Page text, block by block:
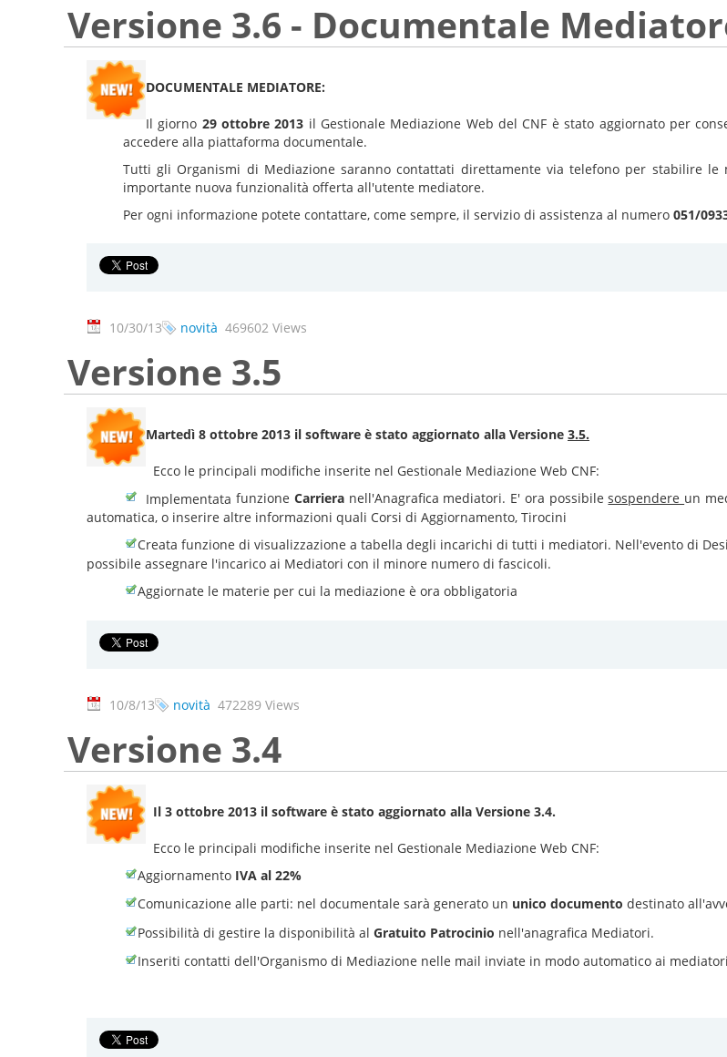
Versione 3.6 - Documentale
DOCUMENTALE MEDIATORE:
Il giorno 29 ottobre 2013 il Gestionale Mediazione Web del CNF è stato aggiornato per
accedere alla piattaforma documentale.
Tutti gli Organismi di Mediazione saranno contattati direttamente via telefono per stabilire
importante nuova funzionalità offerta all'utente mediatore.
Per ogni informazione potete contattare, come sempre, il servizio di assistenza al numero 051/
10/30/13 novità 469602 Views
Versione 3.5
Martedì 8 ottobre 2013 il software è stato aggiornato alla Versione 3.5.
Ecco le principali modifiche inserite nel Gestionale Mediazione Web CNF:
Implementatafunzione Carriera nell'Anagrafica mediatori. E' ora possibilesospendere un
automatica, o inserire altre informazioni quali Corsi di Aggiornamento, Tirocini
Creata funzione di visualizzazione a tabella degli incarichi di tutti i mediatori. Nell'evento di
possibile assegnare l'incarico ai Mediatori con il minore numero di fascicoli.
Aggiornate le materie per cui la mediazione è ora obbligatoria
10/8/13 novità 472289 Views
Versione 3.4
Il 3 ottobre 2013 il software è stato aggiornato alla Versione 3.4.
Ecco le principali modifiche inserite nel Gestionale Mediazione Web CNF:
Aggiornamento IVA al 22%
Comunicazione alle parti: nel documentale sarà generato un unico documento destinato
Possibilità di gestire la disponibilità al Gratuito Patrocinio nell'anagrafica Mediatori.
Inseriti contatti dell'Organismo di Mediazione nelle mail inviate in modo automatico ai